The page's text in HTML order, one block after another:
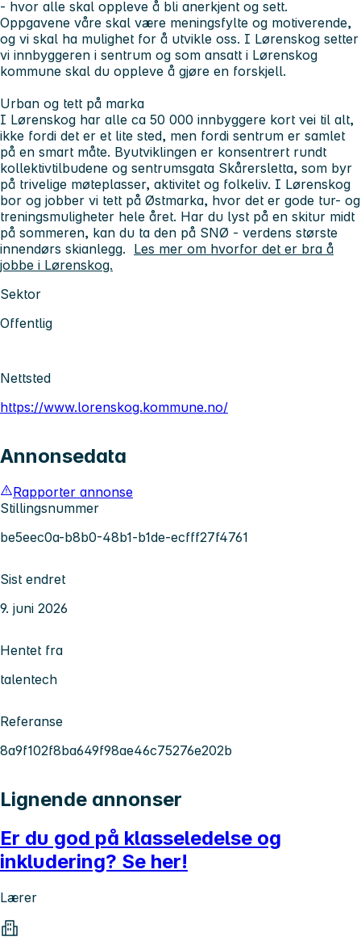
- hvor alle skal oppleve å bli anerkjent og sett.
Oppgavene våre skal være meningsfylte og motiverende,
og vi skal ha mulighet for å utvikle oss. I Lørenskog setter
vi innbyggeren i sentrum og som ansatt i Lørenskog
kommune skal du oppleve å gjøre en forskjell.
Urban og tett på marka
I Lørenskog har alle ca 50 000 innbyggere kort vei til alt,
ikke fordi det er et lite sted, men fordi sentrum er samlet
på en smart måte. Byutviklingen er konsentrert rundt
kollektivtilbudene og sentrumsgata Skårersletta, som byr
på trivelige møteplasser, aktivitet og folkeliv. I Lørenskog
bor og jobber vi tett på Østmarka, hvor det er gode tur- og
treningsmuligheter hele året. Har du lyst på en skitur midt
på sommeren, kan du ta den på SNØ - verdens største
innendørs skianlegg. Les mer om hvorfor det er bra å
jobbe i Lørenskog.
Sektor
Offentlig
Nettsted
https://www.lorenskog.kommune.no/
Annonsedata
Rapporter annonse
Stillingsnummer
be5eec0a-b8b0-48b1-b1de-ecfff27f4761
Sist endret
9. juni 2026
Hentet fra
talentech
Referanse
8a9f102f8ba649f98ae46c75276e202b
Lignende annonser
Er du god på klasseledelse og
inkludering? Se her!
Lærer